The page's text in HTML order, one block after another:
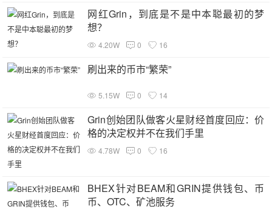
网红Grin，到底是不是中本聪最初的梦
想？
4.20W 0 16
刷出来的币市“繁荣”
5.15W 0 14
Grin创始团队做客火星财经首度回应：价
格的决定权并不在我们手里
4.78W 0 16
BHEX针对BEAM和GRIN提供钱包、币
币、OTC、矿池服务